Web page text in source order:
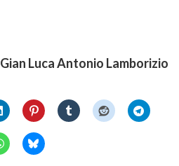
Gian Luca Antonio Lamborizio